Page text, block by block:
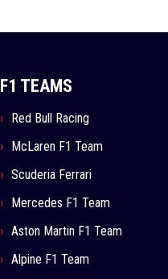
F1 TEAMS
Red Bull Racing
McLaren F1 Team
Scuderia Ferrari
Mercedes F1 Team
Aston Martin F1 Team
Alpine F1 Team